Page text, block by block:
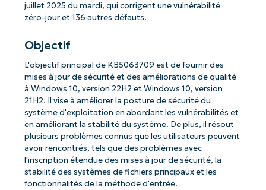
juillet 2025 du mardi, qui corrigent une vulnérabilité
zéro-jour et 136 autres défauts.
Objectif
L'objectif principal de KB5063709 est de fournir des
mises à jour de sécurité et des améliorations de qualité
à Windows 10, version 22H2 et Windows 10, version
21H2. Il vise à améliorer la posture de sécurité du
système d'exploitation en abordant les vulnérabilités et
en améliorant la stabilité du système. De plus, il résout
plusieurs problèmes connus que les utilisateurs peuvent
avoir rencontrés, tels que des problèmes avec
l'inscription étendue des mises à jour de sécurité, la
stabilité des systèmes de fichiers principaux et les
fonctionnalités de la méthode d'entrée.